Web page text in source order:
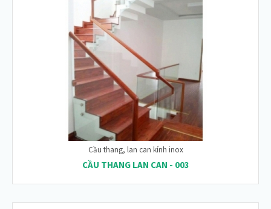
Cầu thang, lan can kính inox
CẦU THANG LAN CAN - 003